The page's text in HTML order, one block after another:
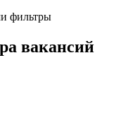
фильтры
вакансий